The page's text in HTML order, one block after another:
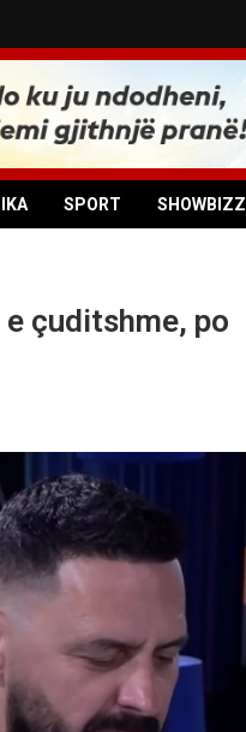
SPORT SHOWBIZZ
çuditshme, po